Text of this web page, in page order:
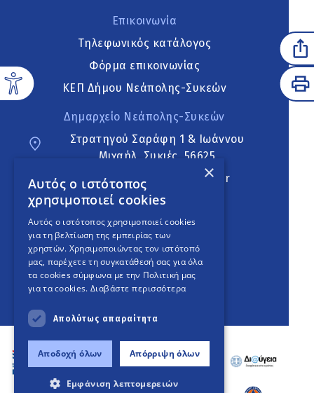
Επικοινωνία
Τηλεφωνικός κατάλογος
Φόρμα επικοινωνίας
ΚΕΠ Δήμου Νεάπολης-Συκεών
Δημαρχείο Νεάπολης-Συκεών
Στρατηγού Σαράφη 1 & Ιωάννου
Μιχαήλ, Συκιές, 56625
neapoli.sykies@ddt.gov.gr
Ακολουθήστε
English Version
An project
×
Αυτός ο ιστότοπος
χρησιμοποιεί cookies
Αυτός ο ιστότοπος χρησιμοποιεί cookies
για τη βελτίωση της εμπειρίας των
χρηστών. Χρησιμοποιώντας τον ιστότοπό
μας, παρέχετε τη συγκατάθεσή σας για όλα
τα cookies σύμφωνα με την Πολιτική μας
για τα cookies. Διαβάστε περισσότερα
Απολύτως απαραίτητα
Αποδοχή όλων Απόρριψη όλων
Εμφάνιση λεπτομερειών